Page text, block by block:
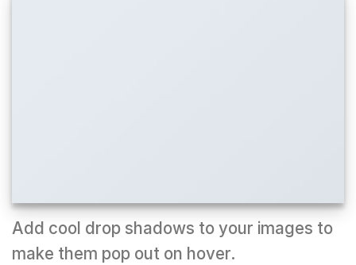
Add cool drop shadows to your images to
make them pop out on hover.